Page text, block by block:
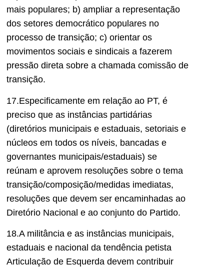
mais populares; b) ampliar a representação
dos setores democrático populares no
processo de transição; c) orientar os
movimentos sociais e sindicais a fazerem
pressão direta sobre a chamada comissão de
transição.
17.Especificamente em relação ao PT, é
preciso que as instâncias partidárias
(diretórios municipais e estaduais, setoriais e
núcleos em todos os níveis, bancadas e
governantes municipais/estaduais) se
reúnam e aprovem resoluções sobre o tema
transição/composição/medidas imediatas,
resoluções que devem ser encaminhadas ao
Diretório Nacional e ao conjunto do Partido.
18.A militância e as instâncias municipais,
estaduais e nacional da tendência petista
Articulação de Esquerda devem contribuir